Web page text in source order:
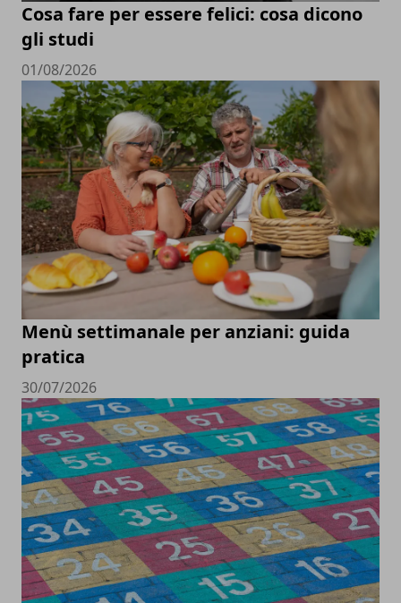
Cosa fare per essere felici: cosa dicono
gli studi
01/08/2026
Menù settimanale per anziani: guida
pratica
30/07/2026